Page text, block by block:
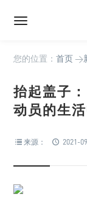
您的位置： 首页 >
抬起盖子
动员的生
来源： 2021-